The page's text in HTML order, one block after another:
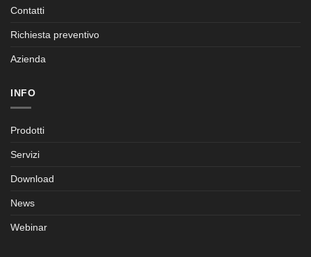
Contatti
Richiesta preventivo
Azienda
INFO
Prodotti
Servizi
Download
News
Webinar